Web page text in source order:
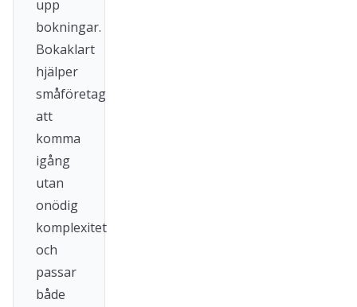
upp
bokningar.
Bokaklart
hjälper
småföretag
att
komma
igång
utan
onödig
komplexitet
och
passar
både